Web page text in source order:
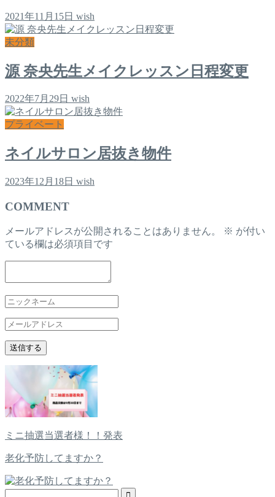
2021年11月15日 wish
未分類
源 奈央先生メイクレッスン日程変更
2022年7月29日 wish
プライベート
ネイルサロン居抜き物件
2023年12月18日 wish
COMMENT
メールアドレスが公開されることはありません。 ※ が付い
ている欄は必須項目です
ミニ抽選当選者様！！発表
老化予防してますか？